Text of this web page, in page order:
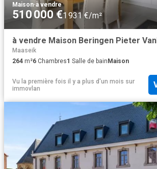
Maison·à vendre
510 000 €1 931 €/m²
à vendre Maison Beringen Pieter
Maaseik
264 m²6 Chambres1 Salle de bainMaison
Vu la première fois il y a plus d'un mois sur
immovlan